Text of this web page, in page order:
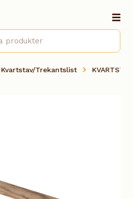
Kvartstav/Trekantslist